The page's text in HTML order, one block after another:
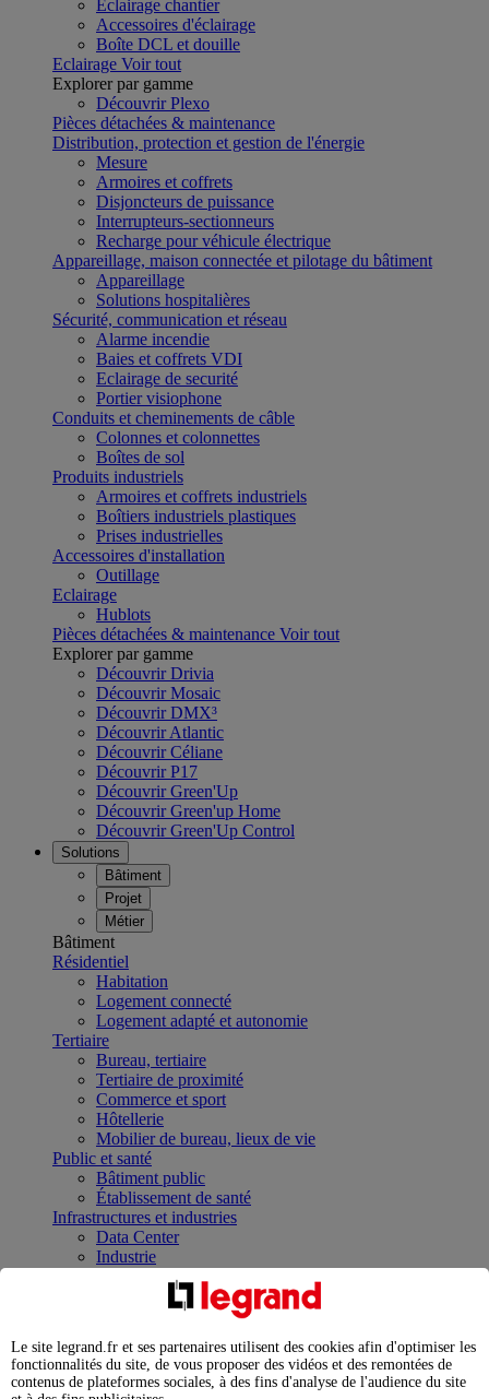
Eclairage chantier
Accessoires d'éclairage
Boîte DCL et douille
Eclairage Voir tout
Explorer par gamme
Découvrir Plexo
Pièces détachées & maintenance
Distribution, protection et gestion de l'énergie
Mesure
Armoires et coffrets
Disjoncteurs de puissance
Interrupteurs-sectionneurs
Recharge pour véhicule électrique
Appareillage, maison connectée et pilotage du bâtiment
Appareillage
Solutions hospitalières
Sécurité, communication et réseau
Alarme incendie
Baies et coffrets VDI
Eclairage de securité
Portier visiophone
Conduits et cheminements de câble
Colonnes et colonnettes
Boîtes de sol
Produits industriels
Armoires et coffrets industriels
Boîtiers industriels plastiques
Prises industrielles
Accessoires d'installation
Outillage
Eclairage
Hublots
Pièces détachées & maintenance Voir tout
Explorer par gamme
Découvrir Drivia
Découvrir Mosaic
Découvrir DMX³
Découvrir Atlantic
Découvrir Céliane
Découvrir P17
Découvrir Green'Up
Découvrir Green'up Home
Découvrir Green'Up Control
Solutions
Bâtiment
Projet
Métier
Bâtiment
Résidentiel
Habitation
Logement connecté
Logement adapté et autonomie
Tertiaire
Bureau, tertiaire
Tertiaire de proximité
Commerce et sport
Hôtellerie
Mobilier de bureau, lieux de vie
Public et santé
Bâtiment public
Établissement de santé
Infrastructures et industries
Data Center
Industrie
Infrastructures
Contrôler et planifier le fonctionnement des appareils
Répartir et optimiser son tableau électrique
Legrand Data Center Solutions : concentrer les
expertises au service de vos performances
Le site legrand.fr et ses partenaires utilisent des cookies afin d'optimiser les
fonctionnalités du site, de vous proposer des vidéos et des remontées de
contenus de plateformes sociales, à des fins d'analyse de l'audience du site